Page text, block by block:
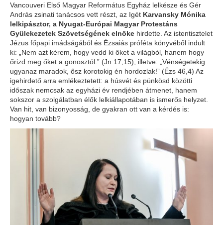
Vancouveri Első Magyar Református Egyház lelkésze és Gér
András zsinati tanácsos vett részt, az Igét Karvansky Mónika
lelkipásztor, a Nyugat-Európai Magyar Protestáns
Gyülekezetek Szövetségének elnöke hirdette. Az istentisztelet
Jézus főpapi imádságából és Ézsaiás próféta könyvéből indult
ki: „Nem azt kérem, hogy vedd ki őket a világból, hanem hogy
őrizd meg őket a gonosztól.” (Jn 17,15), illetve: „Vénségetekig
ugyanaz maradok, ősz korotokig én hordozlak!” (Ézs 46,4) Az
igehirdető arra emlékeztetett: a húsvét és pünkösd közötti
időszak nemcsak az egyházi év rendjében átmenet, hanem
sokszor a szolgálatban élők lelkiállapotában is ismerős helyzet.
Van hit, van bizonyosság, de gyakran ott van a kérdés is:
hogyan tovább?